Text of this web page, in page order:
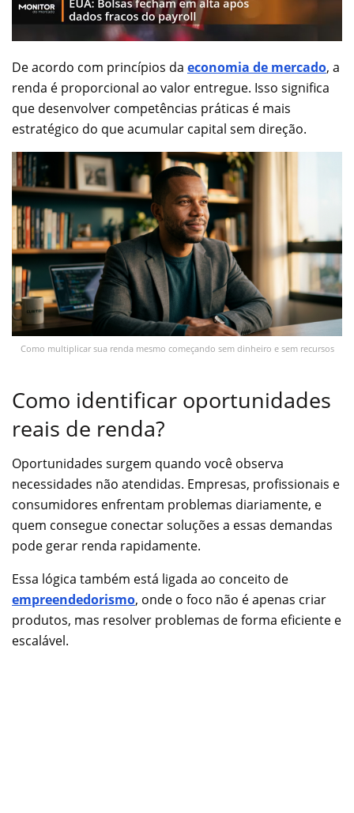
De acordo com princípios da economia de mercado, a
renda é proporcional ao valor entregue. Isso significa
que desenvolver competências práticas é mais
estratégico do que acumular capital sem direção.
Como multiplicar sua renda mesmo começando sem dinheiro e sem recursos
Como identificar oportunidades
reais de renda?
Oportunidades surgem quando você observa
necessidades não atendidas. Empresas, profissionais e
consumidores enfrentam problemas diariamente, e
quem consegue conectar soluções a essas demandas
pode gerar renda rapidamente.
Essa lógica também está ligada ao conceito de
empreendedorismo, onde o foco não é apenas criar
produtos, mas resolver problemas de forma eficiente e
escalável.